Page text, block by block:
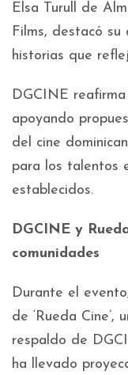
Elsa Turull de
Films, destacó su
historias que
DGCINE
apoyando
del cine
para los talentos
establecidos.
DGCINE y
comunidades
Durante el
de ‘Rueda
respaldo de
ha llevado